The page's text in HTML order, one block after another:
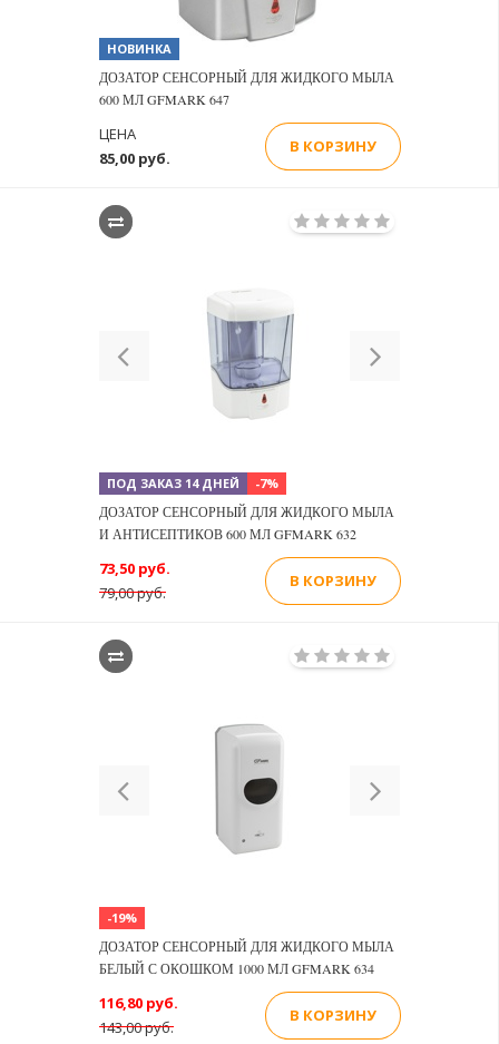
НОВИНКА
ДОЗАТОР СЕНСОРНЫЙ ДЛЯ ЖИДКОГО МЫЛА
600 МЛ GFMARK 647
85,00 руб.
ЦЕНА
В КОРЗИНУ
ПОД ЗАКАЗ 14 ДНЕЙ -7%
ДОЗАТОР СЕНСОРНЫЙ ДЛЯ ЖИДКОГО МЫЛА
И АНТИСЕПТИКОВ 600 МЛ GFMARK 632
79,00 руб.
73,50 руб.
В КОРЗИНУ
Previous
-19%
ДОЗАТОР СЕНСОРНЫЙ ДЛЯ ЖИДКОГО МЫЛА
БЕЛЫЙ С ОКОШКОМ 1000 МЛ GFMARK 634
143,00 руб.
116,80 руб.
В КОРЗИНУ